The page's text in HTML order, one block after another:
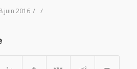
8 juin 2016 / /